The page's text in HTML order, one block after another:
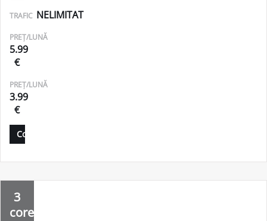
TRAFIC NELIMITAT
PREȚ/LUNĂ
5.99
€
PREȚ/LUNĂ
3.99
€
Comandă
3
core